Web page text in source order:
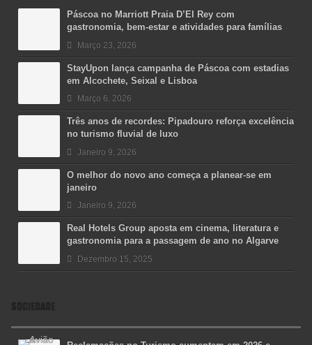
Páscoa no Marriott Praia D’El Rey com
gastronomia, bem-estar e atividades para famílias
Março 23, 2026
StayUpon lança campanha de Páscoa com estadias
em Alcochete, Seixal e Lisboa
Março 6, 2026
Três anos de recordes: Pipadouro reforça excelência
no turismo fluvial de luxo
Janeiro 9, 2026
O melhor do novo ano começa a planear-se em
janeiro
Janeiro 9, 2026
Real Hotels Group aposta em cinema, literatura e
gastronomia para a passagem de ano no Algarve
Dezembro 15, 2025
SOCIEDADE